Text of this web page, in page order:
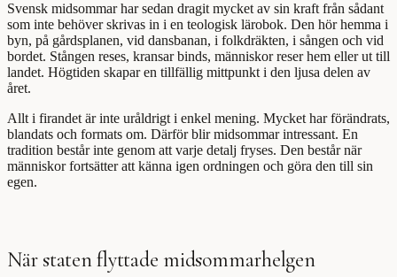
Svensk midsommar har sedan dragit mycket av sin kraft från sådant
som inte behöver skrivas in i en teologisk lärobok. Den hör hemma i
byn, på gårdsplanen, vid dansbanan, i folkdräkten, i sången och vid
bordet. Stången reses, kransar binds, människor reser hem eller ut till
landet. Högtiden skapar en tillfällig mittpunkt i den ljusa delen av
året.
Allt i firandet är inte uråldrigt i enkel mening. Mycket har förändrats,
blandats och formats om. Därför blir midsommar intressant. En
tradition består inte genom att varje detalj fryses. Den består när
människor fortsätter att känna igen ordningen och göra den till sin
egen.
När staten flyttade midsommarhelgen